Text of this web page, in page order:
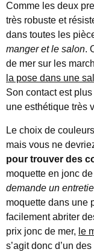
Comme les deux
très robuste et
dans toutes les
manger et le salon.
de mer sur les
la pose dans une
Son contact est
une esthétique très
Le choix de
mais vous ne
pour trouver des
moquette en jonc
demande un
moquette dans une
facilement abriter
prix jonc de mer, le
s’agit donc d’un